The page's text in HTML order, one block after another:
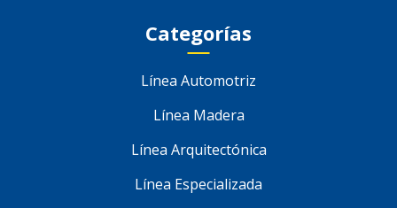
Categorías
Línea Automotriz
Línea Madera
Línea Arquitectónica
Línea Especializada